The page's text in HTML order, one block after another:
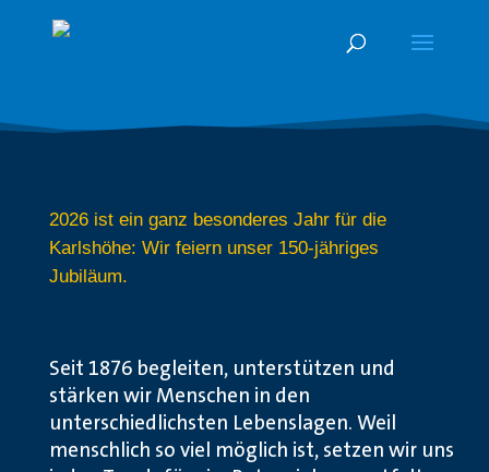
2026 ist ein ganz besonderes Jahr für die
Karlshöhe: Wir feiern unser 150-jähriges
Jubiläum.
Seit 1876 begleiten, unterstützen und
stärken wir Menschen in den
unterschiedlichsten Lebenslagen. Weil
menschlich so viel möglich ist, setzen wir uns